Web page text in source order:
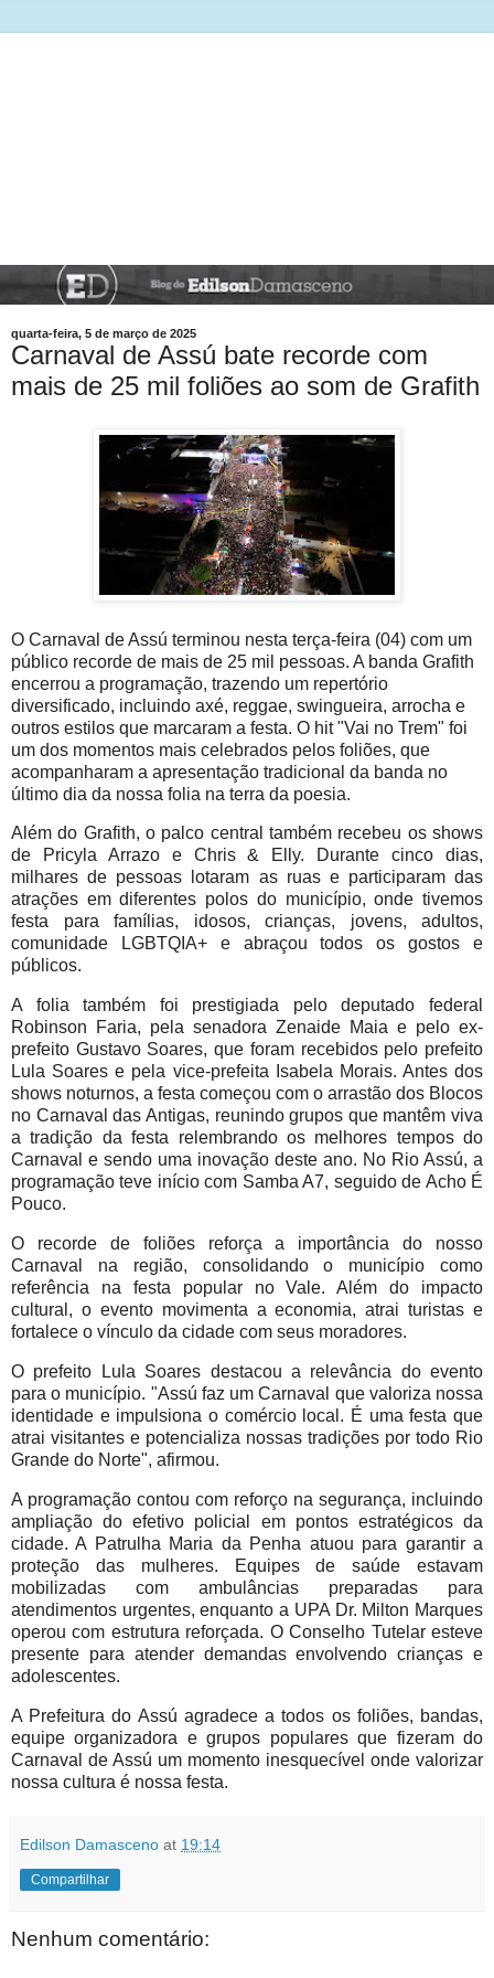
quarta-feira, 5 de março de 2025
Carnaval de Assú bate recorde com
mais de 25 mil foliões ao som de Grafith
O Carnaval de Assú terminou nesta terça-feira (04) com um
público recorde de mais de 25 mil pessoas. A banda Grafith
encerrou a programação, trazendo um repertório
diversificado, incluindo axé, reggae, swingueira, arrocha e
outros estilos que marcaram a festa. O hit "Vai no Trem" foi
um dos momentos mais celebrados pelos foliões, que
acompanharam a apresentação tradicional da banda no
último dia da nossa folia na terra da poesia.
Além do Grafith, o palco central também recebeu os shows
de Pricyla Arrazo e Chris & Elly. Durante cinco dias,
milhares de pessoas lotaram as ruas e participaram das
atrações em diferentes polos do município, onde tivemos
festa para famílias, idosos, crianças, jovens, adultos,
comunidade LGBTQIA+ e abraçou todos os gostos e
públicos.
A folia também foi prestigiada pelo deputado federal
Robinson Faria, pela senadora Zenaide Maia e pelo ex-
prefeito Gustavo Soares, que foram recebidos pelo prefeito
Lula Soares e pela vice-prefeita Isabela Morais. Antes dos
shows noturnos, a festa começou com o arrastão dos Blocos
no Carnaval das Antigas, reunindo grupos que mantêm viva
a tradição da festa relembrando os melhores tempos do
Carnaval e sendo uma inovação deste ano. No Rio Assú, a
programação teve início com Samba A7, seguido de Acho É
Pouco.
O recorde de foliões reforça a importância do nosso
Carnaval na região, consolidando o município como
referência na festa popular no Vale. Além do impacto
cultural, o evento movimenta a economia, atrai turistas e
fortalece o vínculo da cidade com seus moradores.
O prefeito Lula Soares destacou a relevância do evento
para o município. "Assú faz um Carnaval que valoriza nossa
identidade e impulsiona o comércio local. É uma festa que
atrai visitantes e potencializa nossas tradições por todo Rio
Grande do Norte", afirmou.
A programação contou com reforço na segurança, incluindo
ampliação do efetivo policial em pontos estratégicos da
cidade. A Patrulha Maria da Penha atuou para garantir a
proteção das mulheres. Equipes de saúde estavam
mobilizadas com ambulâncias preparadas para
atendimentos urgentes, enquanto a UPA Dr. Milton Marques
operou com estrutura reforçada. O Conselho Tutelar esteve
presente para atender demandas envolvendo crianças e
adolescentes.
A Prefeitura do Assú agradece a todos os foliões, bandas,
equipe organizadora e grupos populares que fizeram do
Carnaval de Assú um momento inesquecível onde valorizar
nossa cultura é nossa festa.
Edilson Damasceno at 19:14
Compartilhar
Nenhum comentário: